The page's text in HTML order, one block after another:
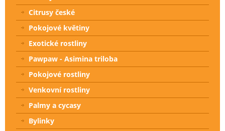
Citrusy české
Pokojové květiny
Exotické rostliny
Pawpaw - Asimina triloba
Pokojové rostliny
Venkovní rostliny
Palmy a cycasy
Bylinky